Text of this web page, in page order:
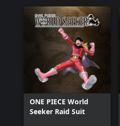
ONE PIECE World
Seeker Raid Suit